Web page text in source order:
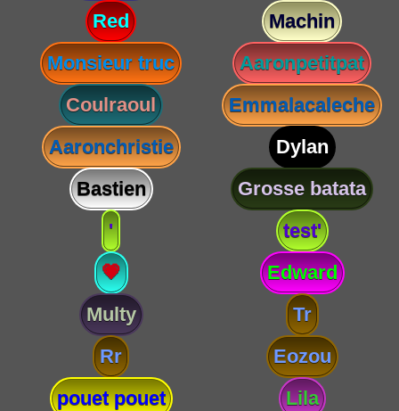
Red
Machin
Monsieur truc
Aaronpetitpat
Coulraoul
Emmalacaleche
Aaronchristie
Dylan
Bastien
Grosse batata
'
test'
💗
Edward
Multy
Tr
Rr
Eozou
pouet pouet
Lila